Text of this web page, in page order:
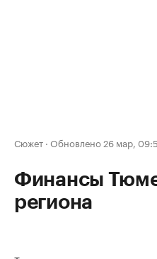
Сюжет · Обновлено 26 мар,
Финансы
региона